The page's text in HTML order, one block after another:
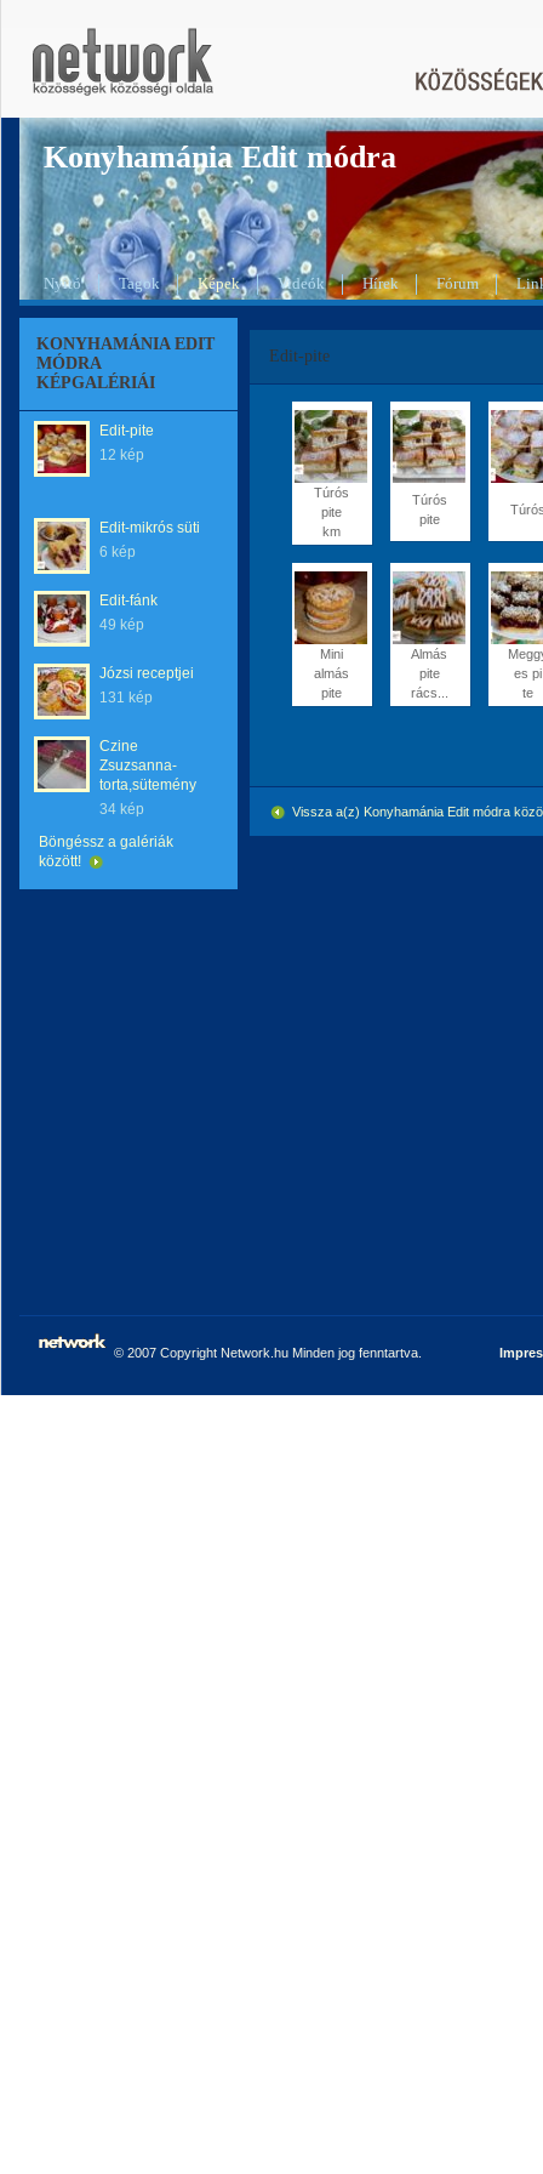
Konyhamánia Edit módra
Nyitó Tagok Képek Videók Hírek Fórum
KONYHAMÁNIA EDIT
MÓDRA
KÉPGALÉRIÁI
Edit-pite
12 kép
Edit-mikrós süti
6 kép
Edit-fánk
49 kép
Józsi receptjei
131 kép
Czine
Zsuzsanna-
torta,sütemény
34 kép
Böngéssz a galériák
között!
Edit-pite
Túrós
pite
km
Túrós
pite
Mini
almás
pite
Almás
pite
rács...
es pi
te
Vissza a(z) Konyhamánia Edit módra
© 2007 Copyright Network.hu Minden jog fenntartva.